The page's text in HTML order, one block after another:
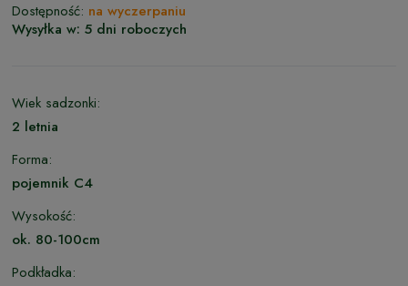
Dostępność: na wyczerpaniu
Wysyłka w: 5 dni roboczych
Wiek sadzonki:
2 letnia
Forma:
pojemnik C4
Wysokość:
ok. 80-100cm
Podkładka: